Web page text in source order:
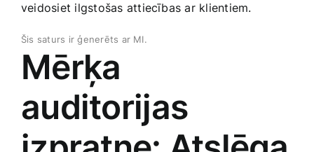
veidosiet ilgstošas attiecības ar klientiem.
Šis saturs ir ģenerēts ar MI.
Mērķa
auditorijas